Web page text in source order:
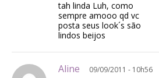
tah linda Luh, como
sempre amooo qd vc
posta seus look´s são
lindos beijos
Aline 09/09/2011 - 10h56